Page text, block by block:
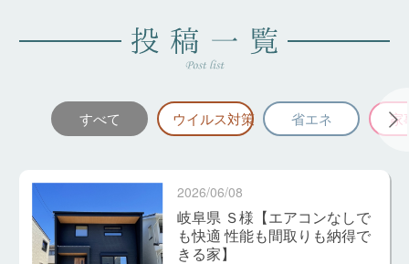
すべて ウイルス対策 省エネ 家
2026/06/08
岐阜県 Ｓ様【エアコンなしで
も快適 性能も間取りも納得で
きる家】